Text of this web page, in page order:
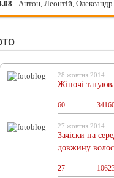
- Антон, Леонтій, Олександр
28 жовтня 2014
Жіночі
60
27 жовтня 2014
Зачіски на
довжину
27